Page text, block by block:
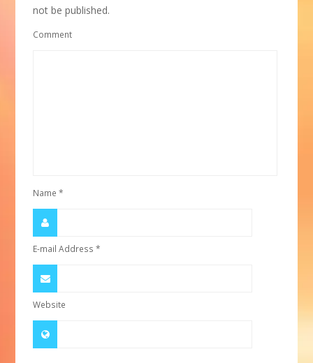
not be published.
Comment
Name*
E-mail Address*
Website